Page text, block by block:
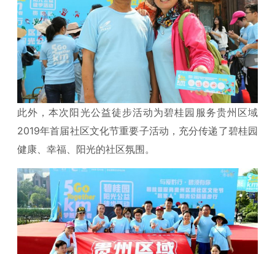
此外，本次阳光公益徒步活动为碧桂园服务贵州区域
2019年首届社区文化节重要子活动，充分传递了碧桂园
健康、幸福、阳光的社区氛围。